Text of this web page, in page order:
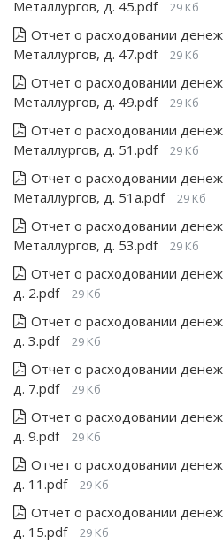
Металлургов, д. 45.pdf 29 Кб
Отчет о расходовании
Металлургов, д. 47.pdf
29 Кб
Отчет о расходовании
Металлургов, д. 49.pdf
29 Кб
Отчет о расходовании
Металлургов, д. 51.pdf
29 Кб
Отчет о расходовании
Металлургов, д. 51а.pdf
29 Кб
Отчет о расходовании
Металлургов, д. 53.pdf
29 Кб
Отчет о расходовании
д. 2.pdf
29 Кб
Отчет о расходовании
д. 3.pdf
29 Кб
Отчет о расходовании
д. 7.pdf
29 Кб
Отчет о расходовании
д. 9.pdf
29 Кб
Отчет о расходовании
д. 11.pdf
29 Кб
Отчет о расходовании
д. 15.pdf
29 Кб